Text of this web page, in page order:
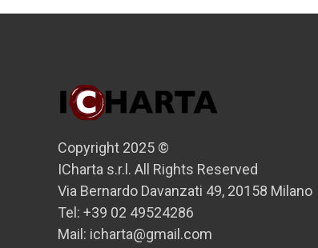
Copyright 2025 ©
ICharta s.r.l. All Rights Reserved
Via Bernardo Davanzati 49, 20158 Milano
Tel: +39 02 49524286
Mail: icharta@gmail.com